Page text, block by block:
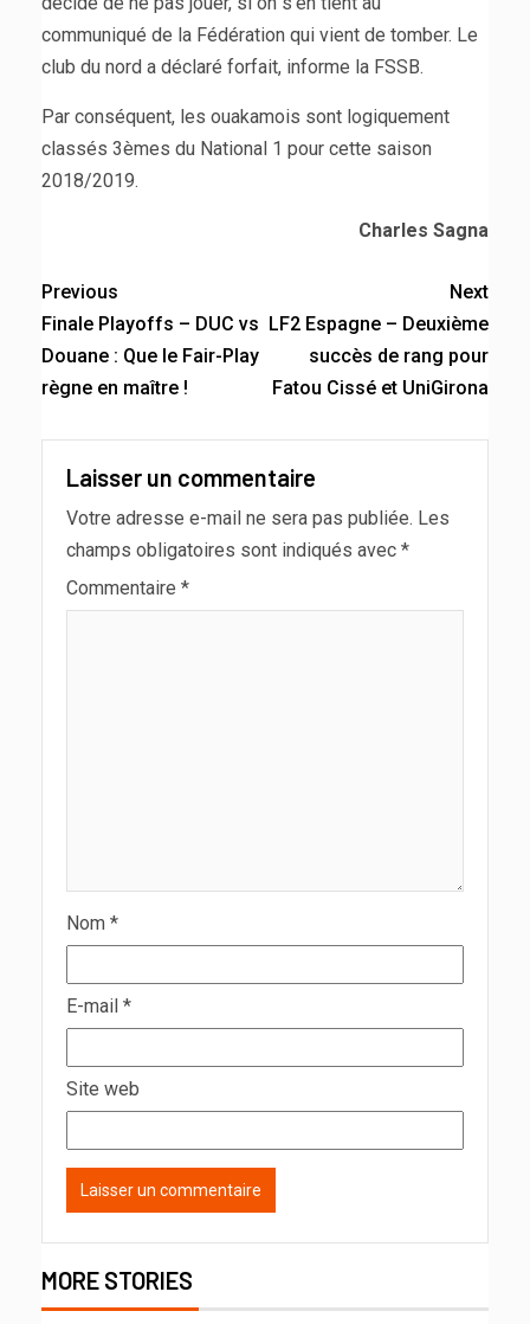
communiqué de la Fédération qui vient de tomber. Le
club du nord a déclaré forfait, informe la FSSB.
Par conséquent, les ouakamois sont logiquement
classés 3èmes du National 1 pour cette saison
2018/2019.
Charles Sagna
Previous
Finale Playoffs – DUC vs
Douane : Que le Fair-Play
règne en maître !
Next
LF2 Espagne – Deuxième
succès de rang pour
Fatou Cissé et UniGirona
Laisser un commentaire
Votre adresse e-mail ne sera pas publiée. Les
champs obligatoires sont indiqués avec *
Commentaire *
Nom *
E-mail *
Site web
MORE STORIES